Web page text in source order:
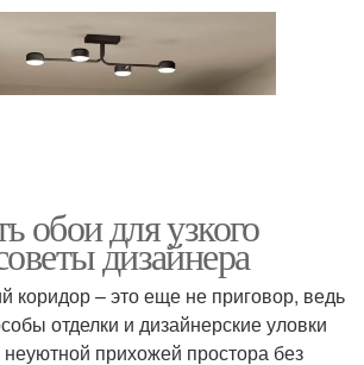
обои для узкого
дизайнера
коридор – это еще не приговор, ведь
отделки и дизайнерские уловки
неуютной прихожей простора без